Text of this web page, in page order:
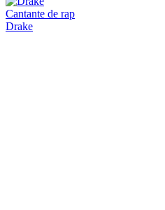
Cantante de rap
Drake